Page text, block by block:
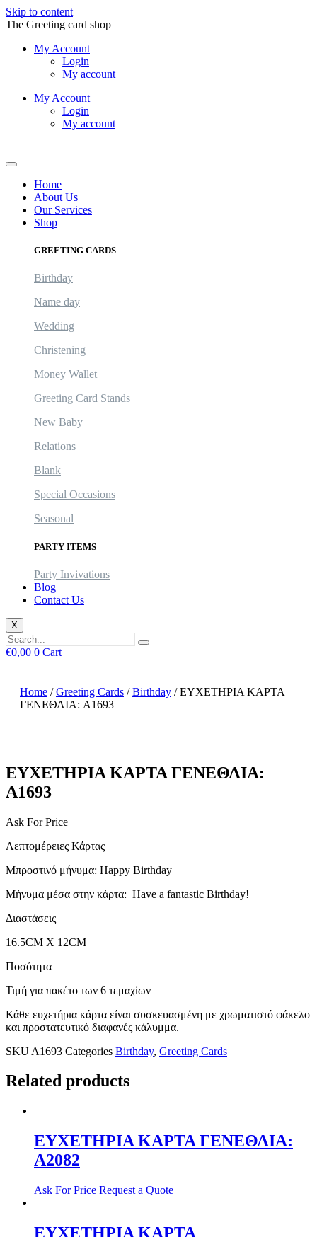
Skip to content
The Greeting card shop
My Account
Login
My account
My Account
Login
My account
Home
About Us
Our Services
Shop
GREETING CARDS
Birthday
Name day
Wedding
Christening
Money Wallet
Greeting Card Stands
New Baby
Relations
Blank
Special Occasions
Seasonal
PARTY ITEMS
Party Invivations
Blog
Contact Us
X
€0,00 0 Cart
Home /Greeting Cards /Birthday / ΕΥΧΕΤΗΡΙΑ ΚΑΡΤΑ
ΓΕΝΕΘΛΙΑ: A1693
ΕΥΧΕΤΗΡΙΑ ΚΑΡΤΑ ΓΕΝΕΘΛΙΑ:
A1693
Ask For Price
Λεπτομέρειες Κάρτας
Μπροστινό μήνυμα: Happy Birthday
Μήνυμα μέσα στην κάρτα: Have a fantastic Birthday!
Διαστάσεις
16.5CM X 12CM
Ποσότητα
Τιμή για πακέτο των 6 τεμαχίων
Κάθε ευχετήρια κάρτα είναι συσκευασμένη με χρωματιστό φάκελο
και προστατευτικό διαφανές κάλυμμα.
SKU A1693 Categories Birthday, Greeting Cards
Related products
ΕΥΧΕΤΗΡΙΑ ΚΑΡΤΑ ΓΕΝΕΘΛΙΑ:
Α2082
Ask For Price Request a Quote
ΕΥΧΕΤΗΡΙΑ ΚΑΡΤΑ